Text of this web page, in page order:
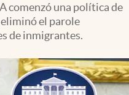
comenzó una política de
el parole
de inmigrantes.